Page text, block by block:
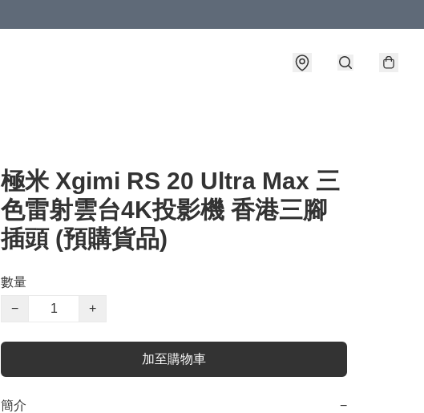
極米 Xgimi RS 20 Ultra Max 三
色雷射雲台4K投影機 香港三腳
插頭 (預購貨品)
數量
−
+
加至購物車
簡介 −